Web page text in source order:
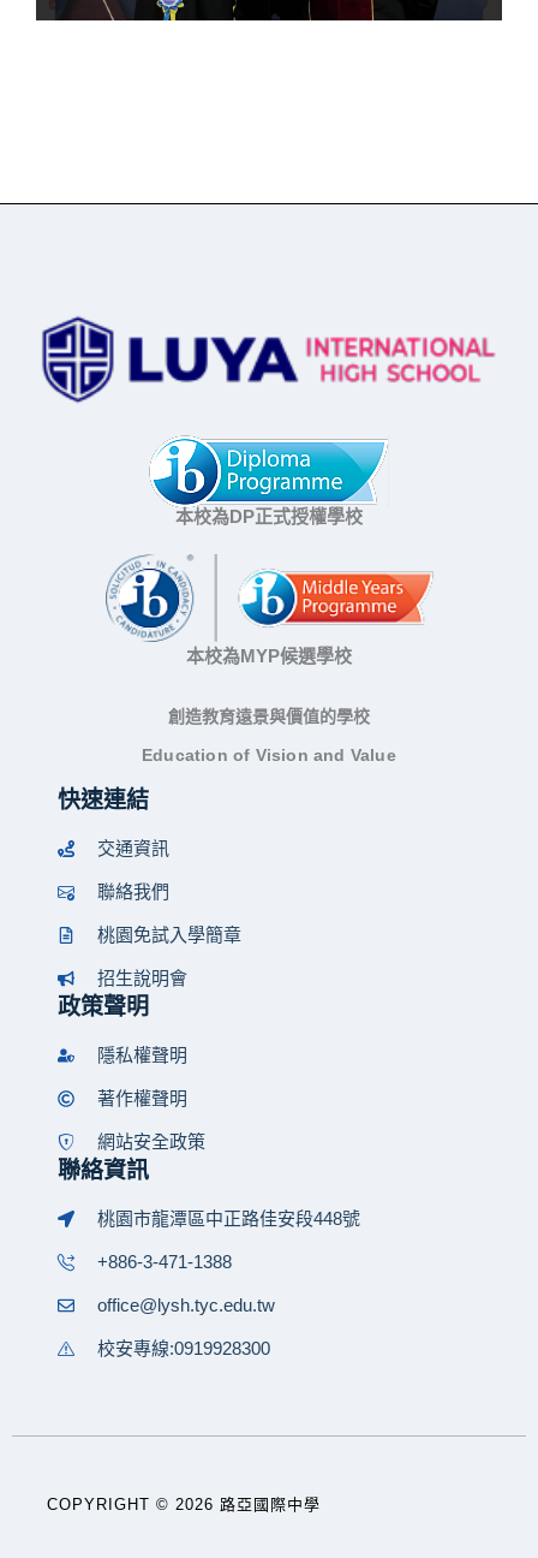
本校為DP正式授權學校
本校為MYP候選學校
創造教育遠景與價值的學校
Education of Vision and Value
快速連結
交通資訊
聯絡我們
桃園免試入學簡章
招生說明會
政策聲明
隱私權聲明
著作權聲明
網站安全政策
聯絡資訊
桃園市龍潭區中正路佳安段448號
+886-3-471-1388
office@lysh.tyc.edu.tw
校安專線:0919928300
COPYRIGHT © 2026 路亞國際中學